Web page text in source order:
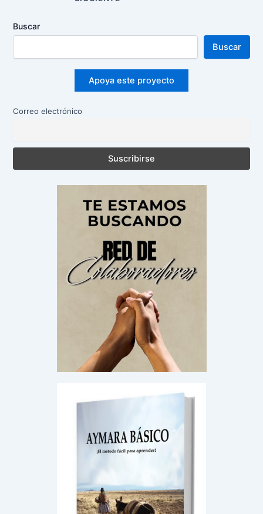
entradas
Buscar
Buscar
Apoya este proyecto
Correo electrónico